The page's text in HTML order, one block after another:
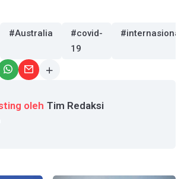
#Australia
#covid-
19
oleh Tim Redaksi